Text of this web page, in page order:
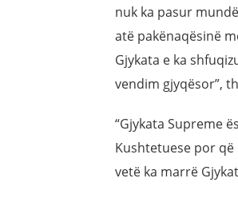
nuk ka pasur
atë pakënaqësinë
Gjykata e ka
vendim gjyqësor”,
“Gjykata Supreme
Kushtetuese por
vetë ka marrë